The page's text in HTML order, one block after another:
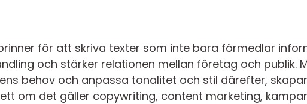
för att skriva texter som inte bara förmedlar
och stärker relationen mellan företag och
behov och anpassa tonalitet och stil därefter,
om det gäller copywriting, content marketing,